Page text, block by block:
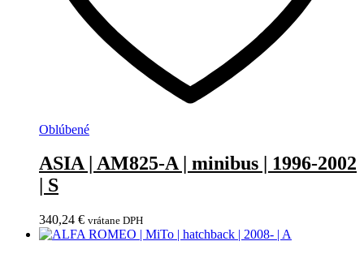
Oblúbené
ASIA | AM825-A | minibus | 1996-2002
| S
340,24 € vrátane DPH